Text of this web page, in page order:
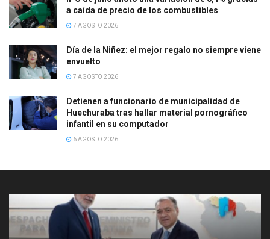
a caída de precio de los combustibles
7 AGOSTO 2026
Día de la Niñez: el mejor regalo no siempre viene
envuelto
7 AGOSTO 2026
Detienen a funcionario de municipalidad de
Huechuraba tras hallar material pornográfico
infantil en su computador
6 AGOSTO 2026